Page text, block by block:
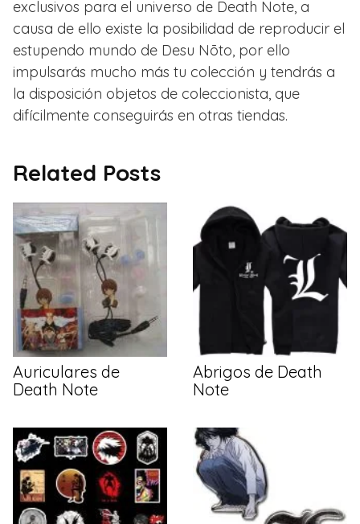
exclusivos para el universo de Death Note, a
causa de ello existe la posibilidad de reproducir el
estupendo mundo de Desu Nōto, por ello
impulsarás mucho más tu colección y tendrás a
la disposición objetos de coleccionista, que
difícilmente conseguirás en otras tiendas.
Related Posts
Auriculares de
Death Note
Abrigos de Death
Note